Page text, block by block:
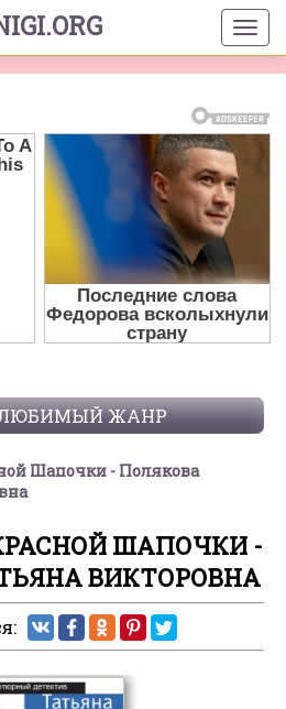
ЖАНР
Шапочки - Полякова
ШАПОЧКИ -
ВИКТОРОВНА